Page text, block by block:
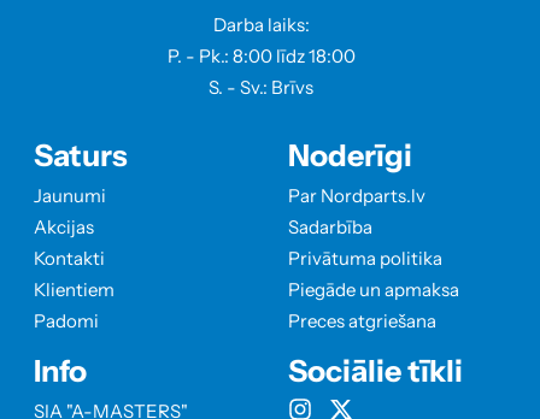
Darba laiks:
P. - Pk.: 8:00 līdz 18:00
S. - Sv.: Brīvs
Saturs
Jaunumi
Akcijas
Kontakti
Klientiem
Padomi
Info
SIA "A-MASTERS"
Noderīgi
Par Nordparts.lv
Sadarbība
Privātuma politika
Piegāde un apmaksa
Preces atgriešana
Sociālie tīkli